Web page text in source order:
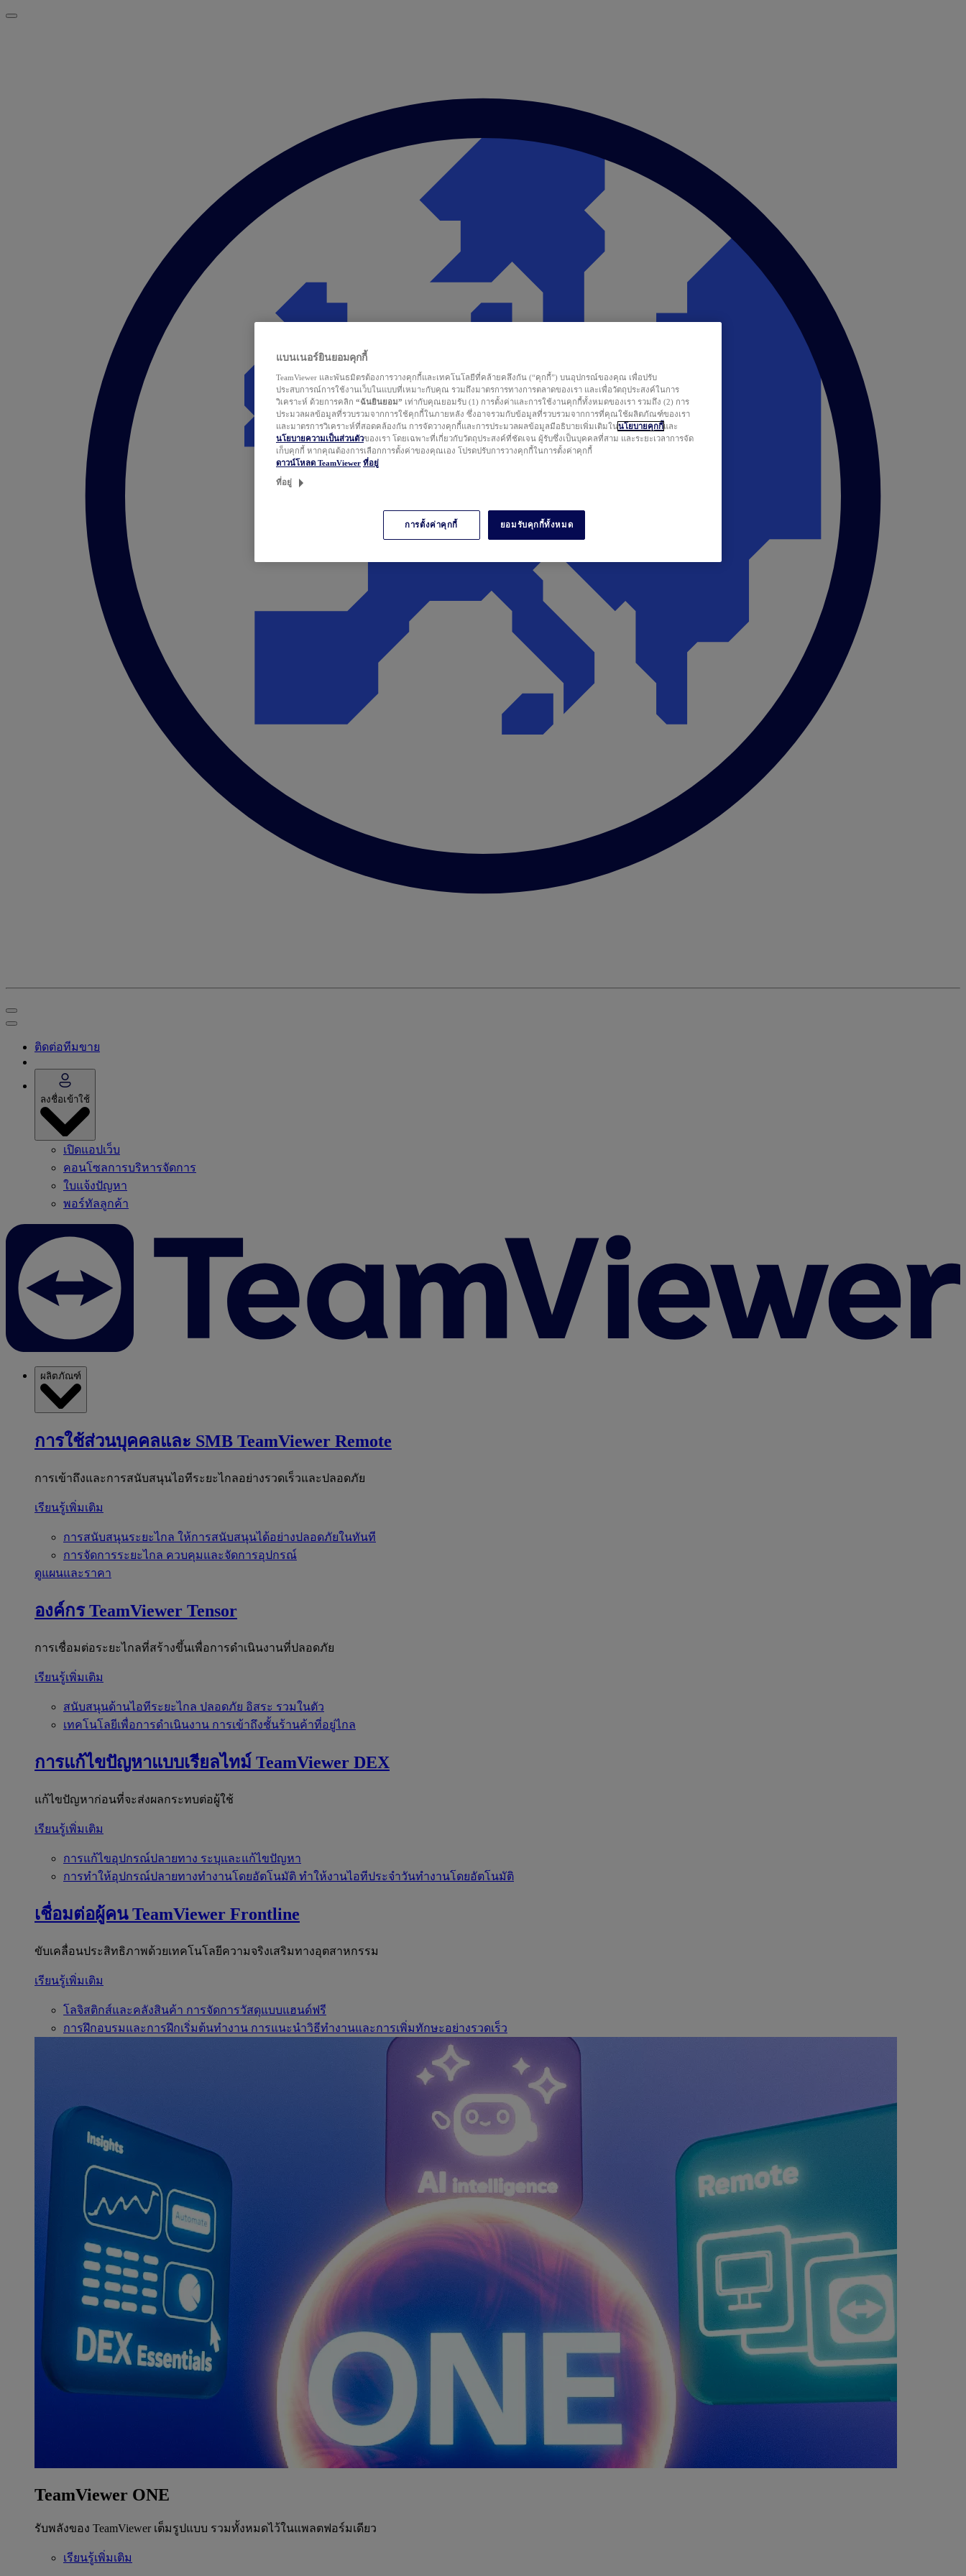
ติดต่อทีมขาย
ลงชื่อเข้าใช้
เปิดแอปเว็บ
คอนโซลการบริหารจัดการ
ใบแจ้งปัญหา
พอร์ทัลลูกค้า
ผลิตภัณฑ์
การใช้ส่วนบุคคลและ SMB TeamViewer Remote
การเข้าถึงและการสนับสนุนไอทีระยะไกลอย่างรวดเร็วและปลอดภัย
เรียนรู้เพิ่มเติม
การสนับสนุนระยะไกล ให้การสนับสนุนได้อย่างปลอดภัยในทันที
การจัดการระยะไกล ควบคุมและจัดการอุปกรณ์
ดูแผนและราคา
องค์กร TeamViewer Tensor
การเชื่อมต่อระยะไกลที่สร้างขึ้นเพื่อการดำเนินงานที่ปลอดภัย
เรียนรู้เพิ่มเติม
สนับสนุนด้านไอทีระยะไกล ปลอดภัย อิสระ รวมในตัว
เทคโนโลยีเพื่อการดำเนินงาน การเข้าถึงชั้นร้านค้าที่อยู่ไกล
การแก้ไขปัญหาแบบเรียลไทม์ TeamViewer DEX
แก้ไขปัญหาก่อนที่จะส่งผลกระทบต่อผู้ใช้
เรียนรู้เพิ่มเติม
การแก้ไขอุปกรณ์ปลายทาง ระบุและแก้ไขปัญหา
การทำให้อุปกรณ์ปลายทางทำงานโดยอัตโนมัติ ทำให้งานไอทีประจำวันทำงานโดยอัตโนมัติ
เชื่อมต่อผู้คน TeamViewer Frontline
ขับเคลื่อนประสิทธิภาพด้วยเทคโนโลยีความจริงเสริมทางอุตสาหกรรม
เรียนรู้เพิ่มเติม
โลจิสติกส์และคลังสินค้า การจัดการวัสดุแบบแฮนด์ฟรี
การฝึกอบรมและการฝึกเริ่มต้นทำงาน การแนะนำวิธีทำงานและการเพิ่มทักษะอย่างรวดเร็ว
TeamViewer ONE
รับพลังของ TeamViewer เต็มรูปแบบ รวมทั้งหมดไว้ในแพลตฟอร์มเดียว
เรียนรู้เพิ่มเติม
แบนเนอร์ยินยอมคุกกี้
TeamViewer และพันธมิตรต้องการวางคุกกี้และเทคโนโลยีที่คล้ายคลึงกัน (“คุกกี้”) บนอุปกรณ์ของคุณ เพื่อปรับ
ประสบการณ์การใช้งานเว็บในแบบที่เหมาะกับคุณ รวมถึงมาตรการทางการตลาดของเรา และเพื่อวัตถุประสงค์ในการ
วิเคราะห์ ด้วยการคลิก “ฉันยินยอม” เท่ากับคุณยอมรับ (1) การตั้งค่าและการใช้งานคุกกี้ทั้งหมดของเรา รวมถึง (2) การ
ประมวลผลข้อมูลที่รวบรวมจากการใช้คุกกี้ในภายหลัง ซึ่งอาจรวมกับข้อมูลที่รวบรวมจากการที่คุณใช้ผลิตภัณฑ์ของเรา
และมาตรการวิเคราะห์ที่สอดคล้องกัน การจัดวางคุกกี้และการประมวลผลข้อมูลมีอธิบายเพิ่มเติมในนโยบายคุกกี้และ
นโยบายความเป็นส่วนตัวของเรา โดยเฉพาะที่เกี่ยวกับวัตถุประสงค์ที่ชัดเจน ผู้รับซึ่งเป็นบุคคลที่สาม และระยะเวลาการจัด
เก็บคุกกี้ หากคุณต้องการเลือกการตั้งค่าของคุณเอง โปรดปรับการวางคุกกี้ในการตั้งค่าคุกกี้
ดาวน์โหลด TeamViewer ที่อยู่
ที่อยู่
การตั้งค่าคุกกี้ ยอมรับคุกกี้ทั้งหมด